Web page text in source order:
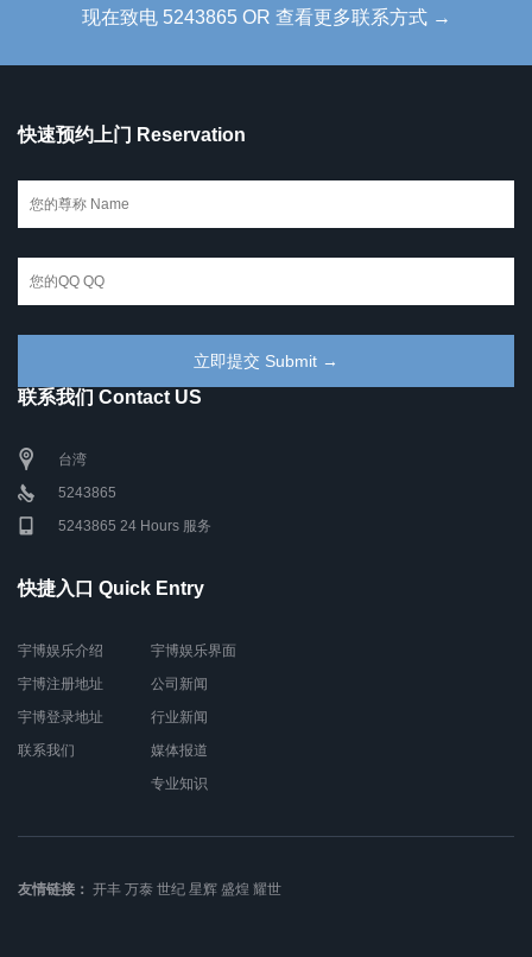
现在致电 5243865 OR 查看更多联系方式 →
快速预约上门 Reservation
联系我们 Contact US
台湾
5243865
5243865 24 Hours 服务
快捷入口 Quick Entry
宇博娱乐介绍
宇博注册地址
宇博登录地址
联系我们
宇博娱乐界面
公司新闻
行业新闻
媒体报道
专业知识
友情链接： 开丰 万泰 世纪 星辉 盛煌 耀世